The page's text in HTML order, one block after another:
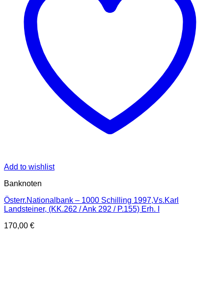
Add to wishlist
Banknoten
Österr.Nationalbank – 1000 Schilling 1997,Vs.Karl
Landsteiner, (KK.262 / Ank 292 / P.155) Erh. I
170,00 €